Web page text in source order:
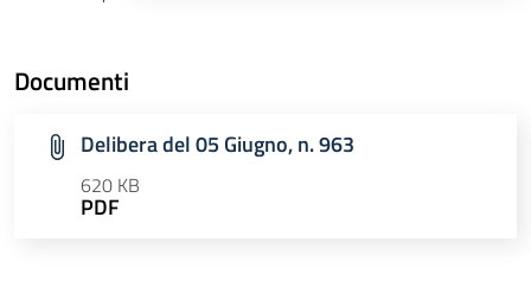
Documenti
Delibera del 05 Giugno, n. 963
620 KB
PDF